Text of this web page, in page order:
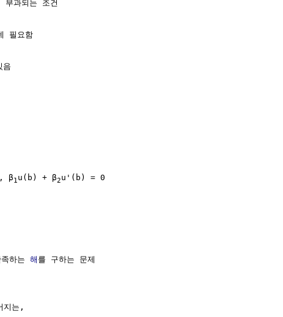
과되는 조건
필요함
음
β1 u(b) + β2u'(b) = 0
하는 해 를 구하는 문제
지는,